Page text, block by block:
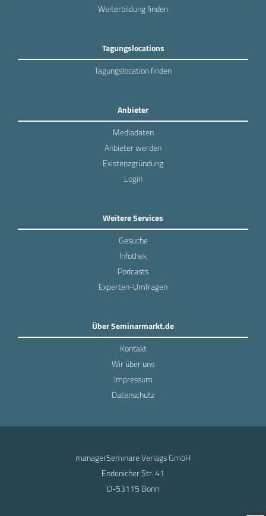
Weiterbildung finden
Tagungslocations
Tagungslocation finden
Anbieter
Mediadaten
Anbieter werden
Existenzgründung
Login
Weitere Services
Gesuche
Infothek
Podcasts
Experten-Umfragen
Über Seminarmarkt.de
Kontakt
Wir über uns
Impressum
Datenschutz
managerSeminare Verlags GmbH
Endenicher Str. 41
D-53115 Bonn